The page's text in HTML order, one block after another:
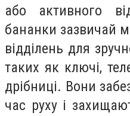
або активного
бананки зазвичай
відділень для
таких як ключі,
дрібниці. Вони
час руху і